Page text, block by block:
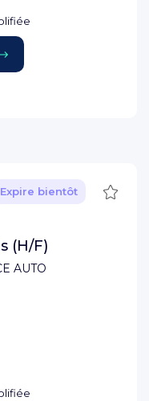
AUTO
Expire bientôt
(H/F)